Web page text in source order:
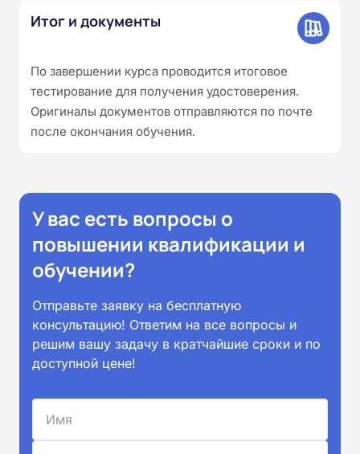
Итог и документы
По завершении курса проводится итоговое
тестирование для получения удостоверения.
Оригиналы документов отправляются по почте
после окончания обучения.
У вас есть вопросы о
повышении квалификации и
обучении?
Отправьте заявку на бесплатную
консультацию! Ответим на все вопросы и
решим вашу задачу в кратчайшие сроки и по
доступной цене!